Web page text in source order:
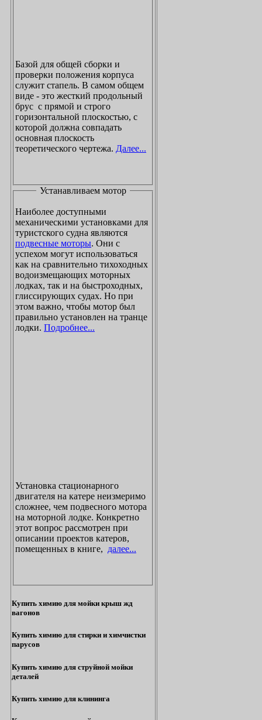
Базой для общей сборки и
проверки положения корпуса
служит стапель. В самом общем
виде - это жесткий продольный
брус с прямой и строго
горизонтальной плоскостью, с
которой должна совпадать
основная плоскость
теоретического чертежа. Далее...
Устанавливаем мотор
Наиболее доступными
механическими установками для
туристского судна являются
подвесные моторы. Они с
успехом могут использоваться
как на сравнительно тихоходных
водоизмещающих моторных
лодках, так и на быстроходных,
глиссирующих судах. Но при
этом важно, чтобы мотор был
правильно установлен на транце
лодки. Подробнее...
Установка стационарного
двигателя на катере неизмеримо
сложнее, чем подвесного мотора
на моторной лодке. Конкретно
этот вопрос рассмотрен при
описании проектов катеров,
помещенных в книге, далее...
Купить химию для мойки крыш жд
вагонов
Купить химию для стирки и химчистки
парусов
Купить химию для струйной мойки
деталей
Купить химию для клининга